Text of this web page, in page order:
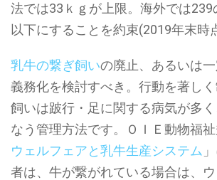
法では33ｋｇが上限。海外では239
以下にすることを約束(2019年末時
乳牛の繋ぎ飼いの廃止、あるいは
義務化を検討すべき。行動を著し
飼いは跛行・足に関する病気が多
なう管理方法です。ＯＩＥ動物福祉
ウェルフェアと乳牛生産システム
者は、牛が繋がれている場合は、